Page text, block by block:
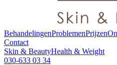
BehandelingenProblemenPrijzen
Contact
Skin & BeautyHealth & Weight
030-633 03 34